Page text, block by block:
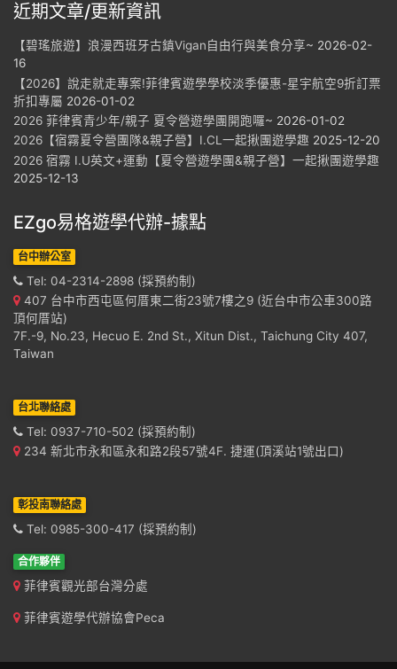
近期文章/更新資訊
【碧瑤旅遊】浪漫西班牙古鎮Vigan自由行與美食分享~ 2026-02-
16
【2026】說走就走專案!菲律賓遊學學校淡季優惠-星宇航空9折訂票
折扣專屬 2026-01-02
2026 菲律賓青少年/親子 夏令營遊學團開跑囉~ 2026-01-02
2026【宿霧夏令營團隊&親子營】I.CL一起揪團遊學趣 2025-12-20
2026 宿霧 I.U英文+運動【夏令營遊學團&親子營】一起揪團遊學趣
2025-12-13
EZgo易格遊學代辦-據點
台中辦公室
Tel: 04-2314-2898 (採預約制)
407 台中市西屯區何厝東二街23號7樓之9 (近台中市公車300路
頂何厝站)
7F.-9, No.23, Hecuo E. 2nd St., Xitun Dist., Taichung City 407,
Taiwan
台北聯絡處
Tel: 0937-710-502 (採預約制)
234 新北市永和區永和路2段57號4F. 捷運(頂溪站1號出口)
彰投南聯絡處
Tel: 0985-300-417 (採預約制)
合作夥伴
菲律賓觀光部台灣分處
菲律賓遊學代辦協會Peca